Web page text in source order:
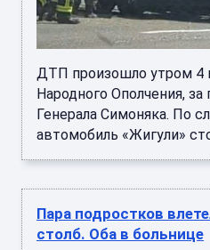
ДТП произошло утром 4
Народного Ополчения,
Генерала Симоняка. По
автомобиль «Жигули»
Пара подростков
столб. Оба в больнице